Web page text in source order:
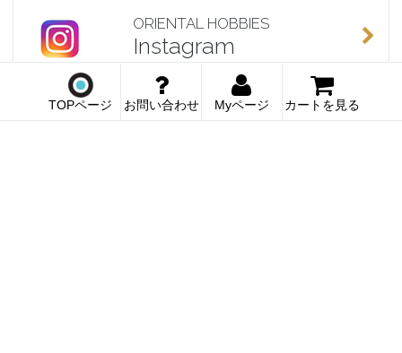
TOPページ お問い合わせ Myページ カートを見る
ORIENTAL HOBBIES
Instagram